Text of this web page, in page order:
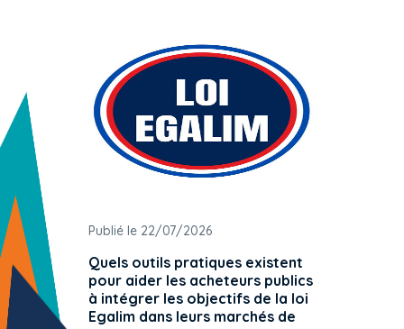
Publié le 22/07/2026
Quels outils pratiques existent
pour aider les acheteurs publics
à intégrer les objectifs de la loi
Egalim dans leurs marchés de